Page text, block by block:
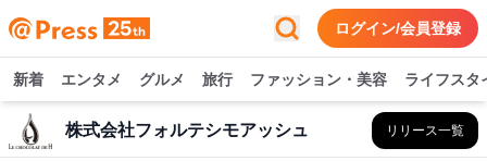
ログイン/会員登録
新着 エンタメ グルメ 旅行 ファッション・美容 ライフスタ
株式会社フォルテシモアッシュ リリース一覧